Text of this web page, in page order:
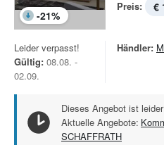
-21%
Preis: €
Leider verpasst!
Gültig: 08.08. -
02.09.
Händler:
Dieses Angebot ist
Aktuelle Angebote:
SCHAFFRATH